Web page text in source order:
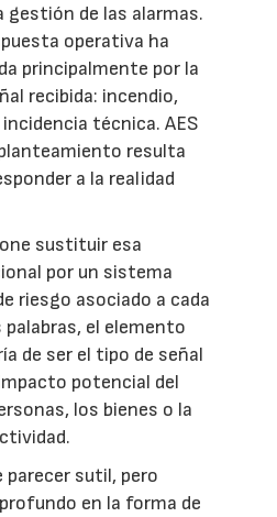
gestión de las alarmas.
operativa ha
principalmente por la
recibida: incendio,
técnica. AES
resulta
a la realidad
sustituir esa
por un sistema
riesgo asociado a cada
el elemento
de ser el tipo de señal
potencial del
los bienes o la
parecer sutil, pero
en la forma de